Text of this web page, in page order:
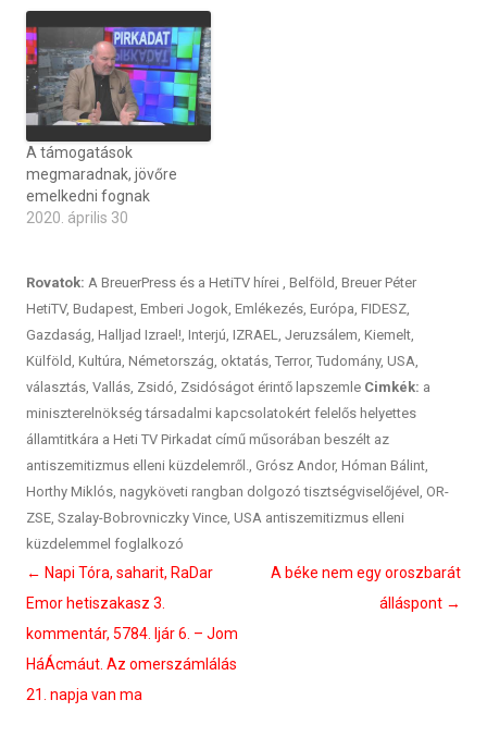
A támogatások
megmaradnak, jövőre
emelkedni fognak
2020. április 30
Rovatok: A BreuerPress és a HetiTV hírei , Belföld, Breuer Péter
HetiTV, Budapest, Emberi Jogok, Emlékezés, Európa, FIDESZ,
Gazdaság, Halljad Izrael!, Interjú, IZRAEL, Jeruzsálem, Kiemelt,
Külföld, Kultúra, Németország, oktatás, Terror, Tudomány, USA,
választás, Vallás, Zsidó, Zsidóságot érintő lapszemle Cimkék: a
miniszterelnökség társadalmi kapcsolatokért felelős helyettes
államtitkára a Heti TV Pirkadat című műsorában beszélt az
antiszemitizmus elleni küzdelemről., Grósz Andor, Hóman Bálint,
Horthy Miklós, nagyköveti rangban dolgozó tisztségviselőjével , OR-
ZSE, Szalay-Bobrovniczky Vince, USA antiszemitizmus elleni
küzdelemmel foglalkozó
Bejegyzés
navigáció
← Napi Tóra, saharit, RaDar
Emor hetiszakasz 3.
kommentár, 5784. Ijár 6. – Jom
HáÁcmáut. Az omerszámlálás
21. napja van ma
A béke nem egy oroszbarát
álláspont →